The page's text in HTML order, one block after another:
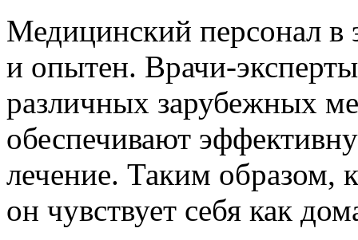
Медицинский персонал в
и опытен. Врачи-
различных зарубежных
обеспечивают
лечение. Таким образом,
он чувствует себя как